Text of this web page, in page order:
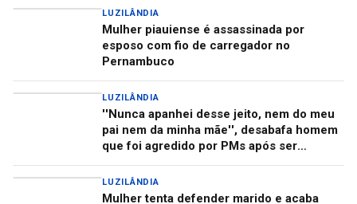
LUZILÂNDIA
Mulher piauiense é assassinada por
esposo com fio de carregador no
Pernambuco
LUZILÂNDIA
''Nunca apanhei desse jeito, nem do meu
pai nem da minha mãe'', desabafa homem
que foi agredido por PMs após ser
confundido no Piauí
LUZILÂNDIA
Mulher tenta defender marido e acaba